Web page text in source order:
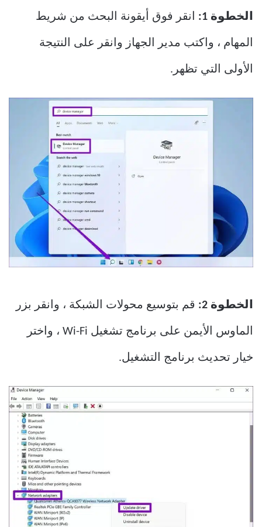
الخطوة 1: انقر فوق أيقونة البحث من شريط
المهام ، واكتب مدير الجهاز وانقر على النتيجة
الأولى التي تظهر.
الخطوة 2: قم بتوسيع محولات الشبكة ، وانقر بزر
الماوس الأيمن على برنامج تشغيل Wi-Fi ، واختر
خيار تحديث برنامج التشغيل.